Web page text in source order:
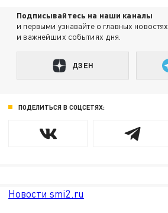
Подписывайтесь на наши каналы
и первыми узнавайте о главных новостях
и важнейших событиях дня.
ДЗЕН
ПОДЕЛИТЬСЯ В СОЦСЕТЯХ:
Новости smi2.ru